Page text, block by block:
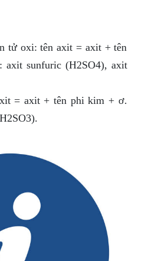
tử oxi: tên axit = axit + tên
sunfuric (H2SO4), axit
= axit + tên phi kim + ơ.